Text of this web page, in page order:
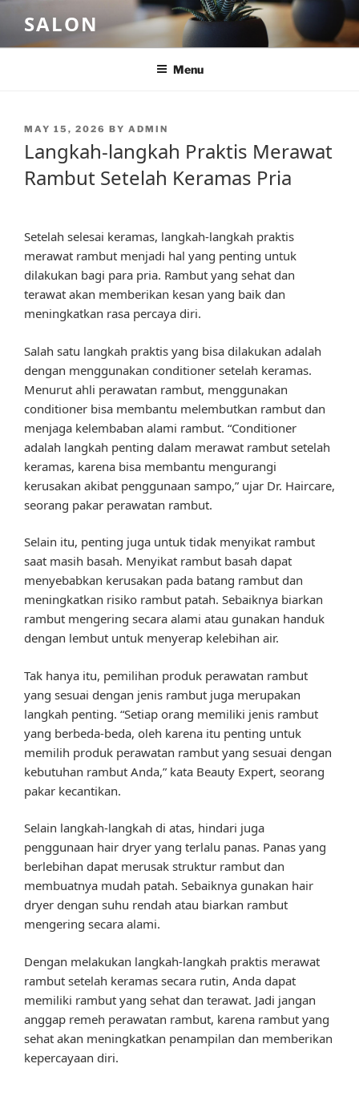
content
SALON
Menu
POSTED
MAY 15, 2026 BY ADMIN
Langkah-langkah Praktis Merawat
Rambut Setelah Keramas Pria
Setelah selesai keramas, langkah-langkah praktis
merawat rambut menjadi hal yang penting untuk
dilakukan bagi para pria. Rambut yang sehat dan
terawat akan memberikan kesan yang baik dan
meningkatkan rasa percaya diri.
Salah satu langkah praktis yang bisa dilakukan adalah
dengan menggunakan conditioner setelah keramas.
Menurut ahli perawatan rambut, menggunakan
conditioner bisa membantu melembutkan rambut dan
menjaga kelembaban alami rambut. “Conditioner
adalah langkah penting dalam merawat rambut setelah
keramas, karena bisa membantu mengurangi
kerusakan akibat penggunaan sampo,” ujar Dr. Haircare,
seorang pakar perawatan rambut.
Selain itu, penting juga untuk tidak menyikat rambut
saat masih basah. Menyikat rambut basah dapat
menyebabkan kerusakan pada batang rambut dan
meningkatkan risiko rambut patah. Sebaiknya biarkan
rambut mengering secara alami atau gunakan handuk
dengan lembut untuk menyerap kelebihan air.
Tak hanya itu, pemilihan produk perawatan rambut
yang sesuai dengan jenis rambut juga merupakan
langkah penting. “Setiap orang memiliki jenis rambut
yang berbeda-beda, oleh karena itu penting untuk
memilih produk perawatan rambut yang sesuai dengan
kebutuhan rambut Anda,” kata Beauty Expert, seorang
pakar kecantikan.
Selain langkah-langkah di atas, hindari juga
penggunaan hair dryer yang terlalu panas. Panas yang
berlebihan dapat merusak struktur rambut dan
membuatnya mudah patah. Sebaiknya gunakan hair
dryer dengan suhu rendah atau biarkan rambut
mengering secara alami.
Dengan melakukan langkah-langkah praktis merawat
rambut setelah keramas secara rutin, Anda dapat
memiliki rambut yang sehat dan terawat. Jadi jangan
anggap remeh perawatan rambut, karena rambut yang
sehat akan meningkatkan penampilan dan memberikan
kepercayaan diri.